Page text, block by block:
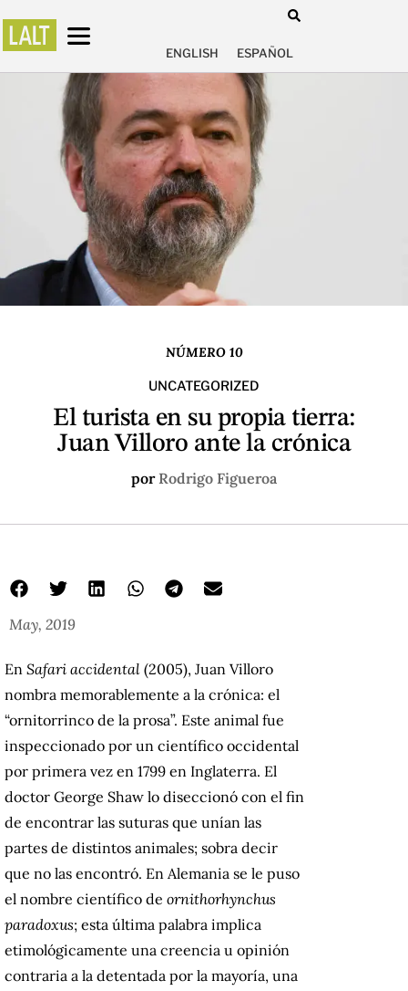
ENGLISH ESPAÑOL
NÚMERO 10
UNCATEGORIZED
El turista en su propia tierra:
Juan Villoro ante la crónica
por Rodrigo Figueroa
May, 2019
En Safari accidental (2005), Juan Villoro
nombra memorablemente a la crónica: el
“ornitorrinco de la prosa”. Este animal fue
inspeccionado por un científico occidental
por primera vez en 1799 en Inglaterra. El
doctor George Shaw lo diseccionó con el fin
de encontrar las suturas que unían las
partes de distintos animales; sobra decir
que no las encontró. En Alemania se le puso
el nombre científico de ornithorhynchus
paradoxus; esta última palabra implica
etimológicamente una creencia u opinión
contraria a la detentada por la mayoría, una